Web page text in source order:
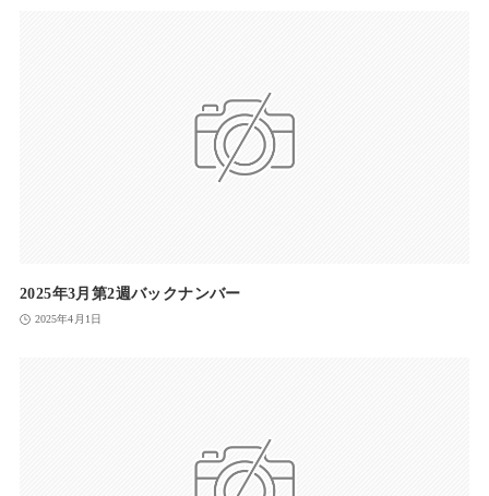
2025年3月第2週バックナンバー
2025年4月1日